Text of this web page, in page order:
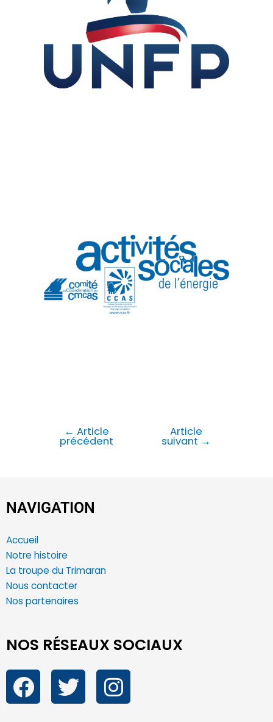
← Article
précédent
Article
suivant →
NAVIGATION
Accueil
Notre histoire
La troupe du Trimaran
Nous contacter
Nos partenaires
NOS RÉSEAUX SOCIAUX